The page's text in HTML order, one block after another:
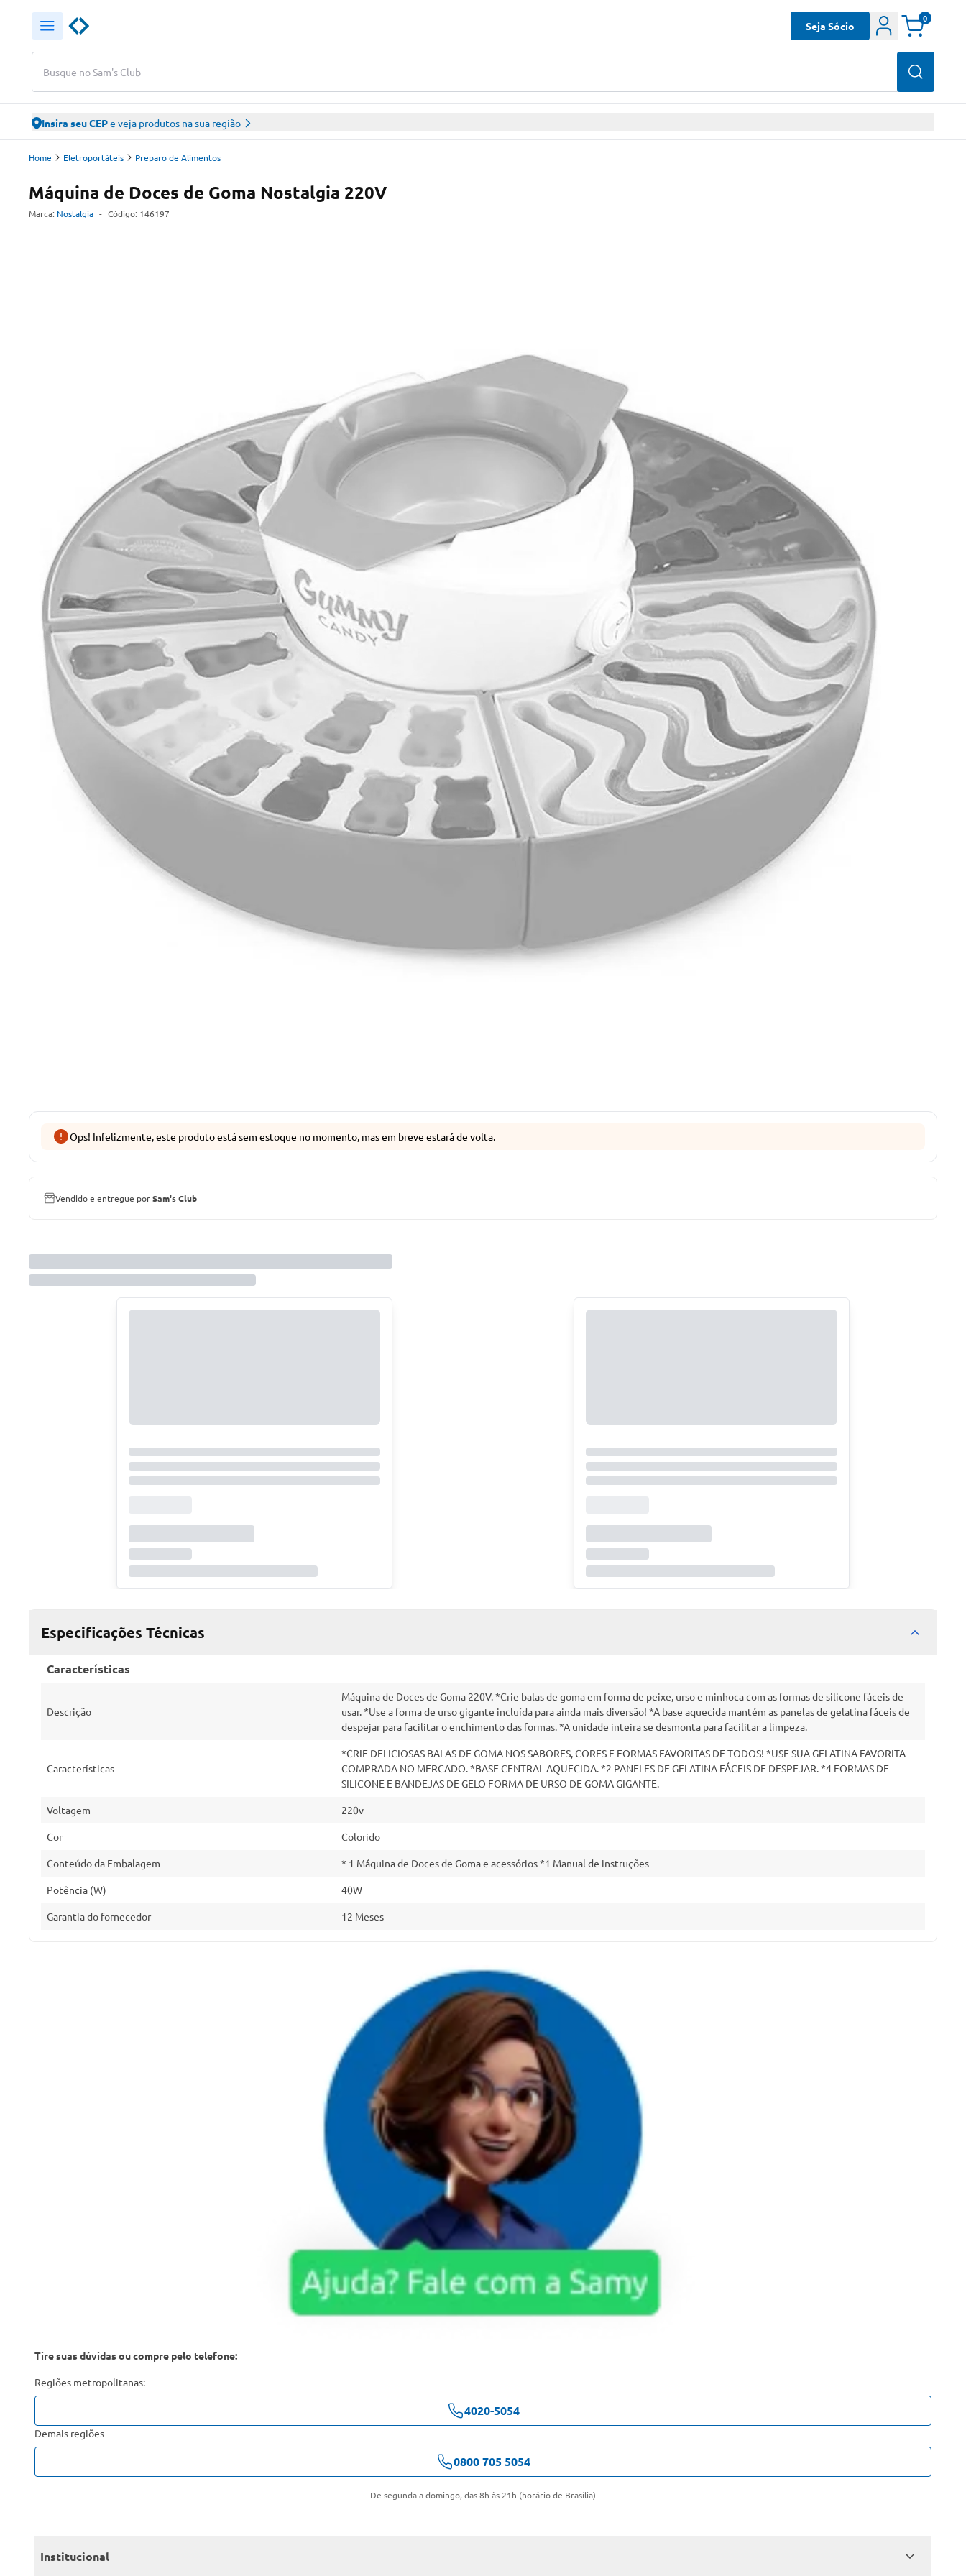
Busque no Sam's Club
Seja Sócio
0
Insira seu CEPe veja produtos na sua região
Home Eletroportáteis Preparo de Alimentos
Máquina de Doces de Goma Nostalgia 220V
Marca: Nostalgia - Código: 146197
Ops! Infelizmente, este produto está sem estoque no momento, mas em breve estará de volta.
Vendido e entregue porSam's Club
Especificações Técnicas
Características
Descrição
Máquina de Doces de Goma 220V. *Crie balas de goma em forma de peixe, urso e minhoca com as formas de silicone fáceis de
usar. *Use a forma de urso gigante incluída para ainda mais diversão! *A base aquecida mantém as panelas de gelatina fáceis de
despejar para facilitar o enchimento das formas. *A unidade inteira se desmonta para facilitar a limpeza.
Características
*CRIE DELICIOSAS BALAS DE GOMA NOS SABORES, CORES E FORMAS FAVORITAS DE TODOS! *USE SUA GELATINA FAVORITA
COMPRADA NO MERCADO. *BASE CENTRAL AQUECIDA. *2 PANELES DE GELATINA FÁCEIS DE DESPEJAR. *4 FORMAS DE
SILICONE E BANDEJAS DE GELO FORMA DE URSO DE GOMA GIGANTE.
Voltagem 220v
Cor Colorido
Conteúdo da Embalagem * 1 Máquina de Doces de Goma e acessórios *1 Manual de instruções
Potência (W) 40W
Garantia do fornecedor 12 Meses
Tire suas dúvidas ou compre pelo telefone:
Regiões metropolitanas:
4020-5054
Demais regiões
0800 705 5054
De segunda a domingo, das 8h às 21h (horário de Brasília)
Institucional